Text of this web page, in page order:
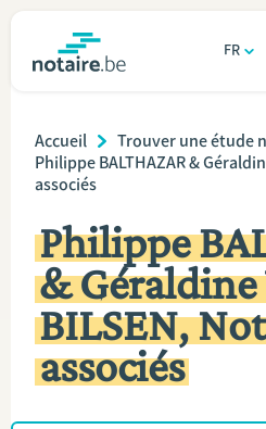
FR
Immobilier
Héritage et donations
Entreprendre
Le notaire
TROUVER UN
Breadcrumb
Accueil
Trouver une étude
Philippe BALTHAZAR &
associés
Philippe
& Géraldine
BILSEN,
associés